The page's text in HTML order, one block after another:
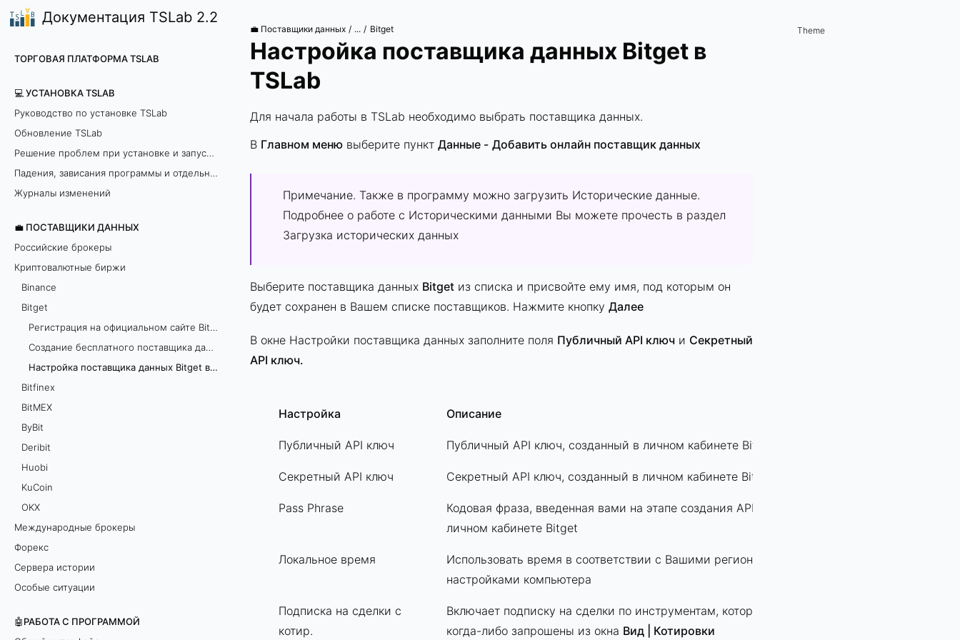
Документация TSLab 2.2
ТОРГОВАЯ ПЛАТФОРМА TSLAB
💻 УСТАНОВКА TSLAB
Руководство по установке TSLab
Обновление TSLab
Решение проблем при установке и запуске программы
Падения, зависания программы и отдельных модулей
Журналы изменений
💼 ПОСТАВЩИКИ ДАННЫХ
Российские брокеры
Криптовалютные биржи
Binance
Bitget
Регистрация на официальном сайте Bitget
Создание бесплатного поставщика данных Bitget
Настройка поставщика данных Bitget в TSLab
Bitfinex
BitMEX
ByBit
Deribit
Huobi
KuCoin
OKХ
Международные брокеры
Форекс
Сервера истории
Особые ситуации
🤖РАБОТА С ПРОГРАММОЙ
💼 Поставщики данных / ... / Bitget
Настройка поставщика данных Bitget в
TSLab
Для начала работы в TSLab необходимо выбрать поставщика данных.
В Главном меню выберите пункт Данные - Добавить онлайн поставщик данных
Примечание. Также в программу можно загрузить Исторические данные.
Подробнее о работе с Историческими данными Вы можете прочесть в раздел
Загрузка исторических данных
Выберите поставщика данных Bitget из списка и присвойте ему имя, под которым он
будет сохранен в Вашем списке поставщиков. Нажмите кнопку Далее
В окне Настройки поставщика данных заполните поля Публичный API ключ и Секретный
API ключ.
Настройка Описание
Публичный API ключ Публичный API ключ, созданный в личном кабинете Bitget
Секретный API ключ Cекретный API ключ, созданный в личном кабинете Bitget
Pass Phrase
Кодовая фраза, введенная вами на этапе создания API ключа в
личном кабинете Bitget
Локальное время
Использовать время в соответствии с Вашими региональными
настройками компьютера
Подписка на сделки с
котир.
Включает подписку на сделки по инструментам, которые были
когда-либо запрошены из окна Вид | Котировки
Theme